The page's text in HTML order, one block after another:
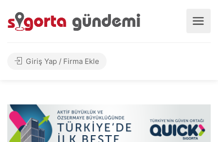
Giriş Yap / Firma Ekle